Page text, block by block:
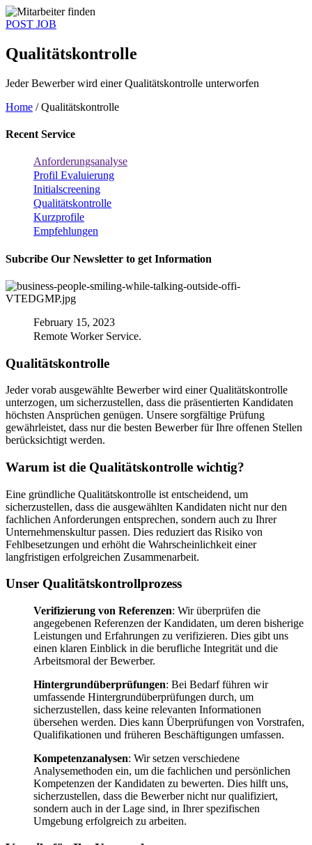
POST JOB
Qualitätskontrolle
Jeder Bewerber wird einer Qualitätskontrolle unterworfen
Home / Qualitätskontrolle
Recent Service
Anforderungsanalyse
Profil Evaluierung
Initialscreening
Qualitätskontrolle
Kurzprofile
Empfehlungen
Subcribe Our Newsletter to get Information
February 15, 2023
Remote Worker Service.
Qualitätskontrolle
Jeder vorab ausgewählte Bewerber wird einer Qualitätskontrolle
unterzogen, um sicherzustellen, dass die präsentierten Kandidaten
höchsten Ansprüchen genügen. Unsere sorgfältige Prüfung
gewährleistet, dass nur die besten Bewerber für Ihre offenen Stellen
berücksichtigt werden.
Warum ist die Qualitätskontrolle wichtig?
Eine gründliche Qualitätskontrolle ist entscheidend, um
sicherzustellen, dass die ausgewählten Kandidaten nicht nur den
fachlichen Anforderungen entsprechen, sondern auch zu Ihrer
Unternehmenskultur passen. Dies reduziert das Risiko von
Fehlbesetzungen und erhöht die Wahrscheinlichkeit einer
langfristigen erfolgreichen Zusammenarbeit.
Unser Qualitätskontrollprozess
Verifizierung von Referenzen: Wir überprüfen die
angegebenen Referenzen der Kandidaten, um deren bisherige
Leistungen und Erfahrungen zu verifizieren. Dies gibt uns
einen klaren Einblick in die berufliche Integrität und die
Arbeitsmoral der Bewerber.
Hintergrundüberprüfungen: Bei Bedarf führen wir
umfassende Hintergrundüberprüfungen durch, um
sicherzustellen, dass keine relevanten Informationen
übersehen werden. Dies kann Überprüfungen von Vorstrafen,
Qualifikationen und früheren Beschäftigungen umfassen.
Kompetenzanalysen: Wir setzen verschiedene
Analysemethoden ein, um die fachlichen und persönlichen
Kompetenzen der Kandidaten zu bewerten. Dies hilft uns,
sicherzustellen, dass die Bewerber nicht nur qualifiziert,
sondern auch in der Lage sind, in Ihrer spezifischen
Umgebung erfolgreich zu arbeiten.